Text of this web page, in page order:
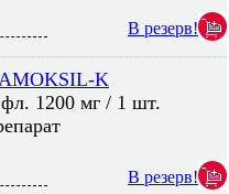
В резерв!
K
1200 мг / 1 шт.
В резерв!